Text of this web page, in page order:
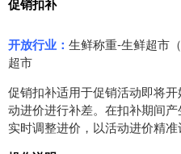
促销扣补
开放行业： 生鲜称重-生鲜超市
超市
促销扣补适用于促销活动即将
动进价进行补差。在扣补期间
实时调整进价，以活动进价精准